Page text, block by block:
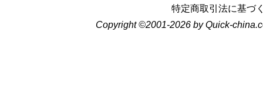
特定商取引法に基づ
Copyright ©2001-2026 by Quick-